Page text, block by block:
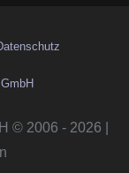
© 2006 - 2026 |